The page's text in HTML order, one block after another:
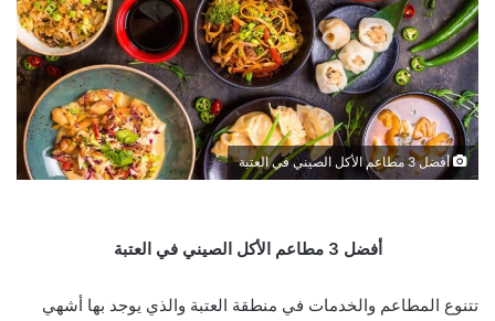
أفضل 3 مطاعم الأكل الصيني في العتبة
أفضل 3 مطاعم الأكل الصيني في العتبة
تتنوع المطاعم والخدمات في منطقة العتبة والذي يوجد بها أشهي